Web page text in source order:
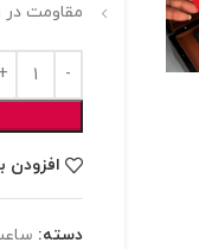
مقاومت در
افزودن
دسته: